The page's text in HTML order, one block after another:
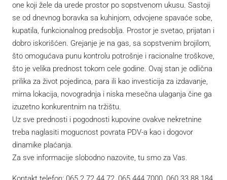
one koji žele da urede prostor po sopstvenom ukusu. Sastoji
se od dnevnog boravka sa kuhinjom, odvojene spavaće sobe,
kupatila, funkcionalnog predsoblja. Prostor je svetao, prijatan i
dobro iskorišćen. Grejanje je na gas, sa sopstvenim brojilom,
što omogućava punu kontrolu potrošnje i racionalne troškove,
što je velika prednost tokom cele godine. Ovaj stan je odlična
prilika za život pojedinca, para ili kao investicija za izdavanje,
mirna lokacija, novogradnja i niska mesečna ulaganja čine ga
izuzetno konkurentnim na tržištu.
Uz sve prednosti i pogodnosti kupovine ovakve nekretnine
treba naglasiti mogucnost povrata PDV-a kao i dogovor
dinamike plaćanja.
Za sve informacije slobodno nazovite, tu smo za Vas.